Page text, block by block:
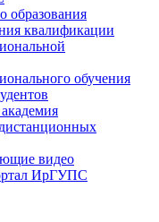
образования
квалификации
обучения
видео
ИрГУПС